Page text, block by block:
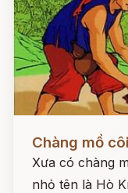
Chàng mồ
Xưa có chàng
nhỏ tên là Hò